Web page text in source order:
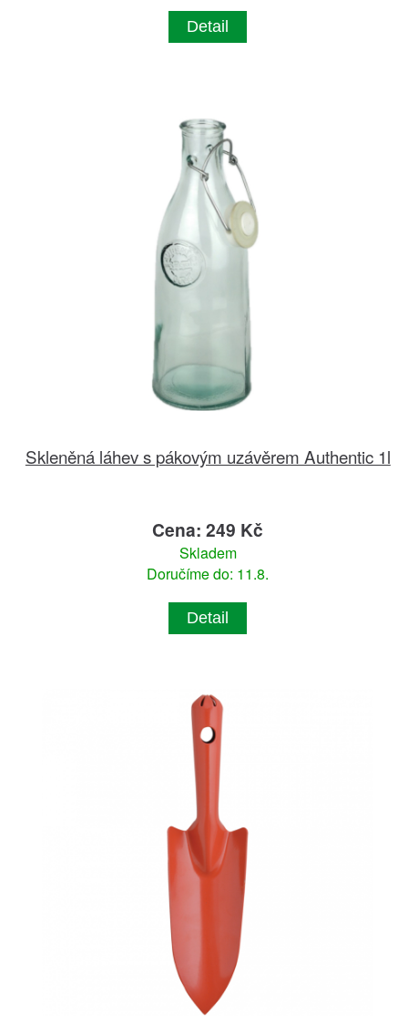
Detail
Skleněná láhev s pákovým uzávěrem Authentic 1l
Cena: 249 Kč
Skladem
Doručíme do: 11.8.
Detail